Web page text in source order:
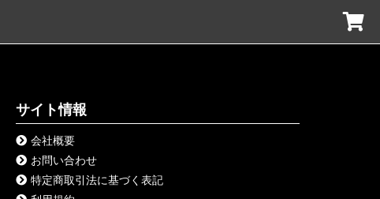
サイト情報
会社概要
お問い合わせ
特定商取引法に基づく表記